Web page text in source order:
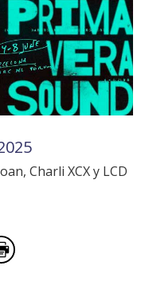
Charli XCX y LCD